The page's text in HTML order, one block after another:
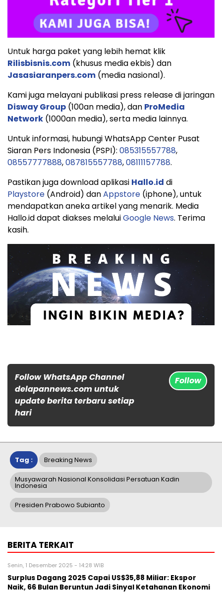
Untuk harga paket yang lebih hemat klik
Rilisbisnis.com (khusus media ekbis) dan
Jasasiaranpers.com (media nasional).
Kami juga melayani publikasi press release di jaringan
Disway Group (100an media), dan ProMedia
Network (1000an media), serta media lainnya.
Untuk informasi, hubungi WhatsApp Center Pusat
Siaran Pers Indonesia (PSPI): 085315557788,
08557777888,087815557788,08111157788.
Pastikan juga download aplikasi Hallo.id di
Playstore (Android) danAppstore (iphone), untuk
mendapatkan aneka artikel yang menarik. Media
Hallo.id dapat diakses melaluiGoogle News. Terima
kasih.
Follow WhatsApp Channel
delapannews.com untuk
update berita terbaru setiap
hari
Follow
Tag : Breaking News
Musyawarah Nasional Konsolidasi Persatuan Kadin
Indonesia
Presiden Prabowo Subianto
BERITA TERKAIT
Senin, 1 Desember 2025 - 14:28 WIB
Surplus Dagang 2025 Capai US$35,88 Miliar: Ekspor
Naik, 66 Bulan Beruntun Jadi Sinyal Ketahanan Ekonomi